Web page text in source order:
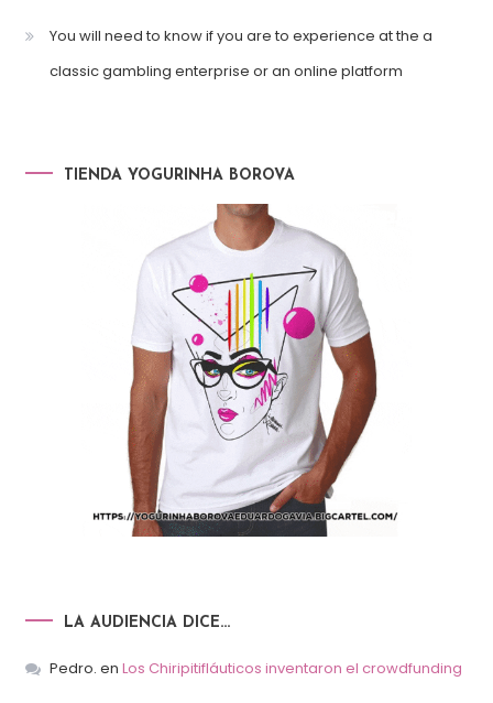
You will need to know if you are to experience at the a
classic gambling enterprise or an online platform
TIENDA YOGURINHA BOROVA
LA AUDIENCIA DICE…
Pedro. en Los Chiripitifláuticos inventaron el crowdfunding